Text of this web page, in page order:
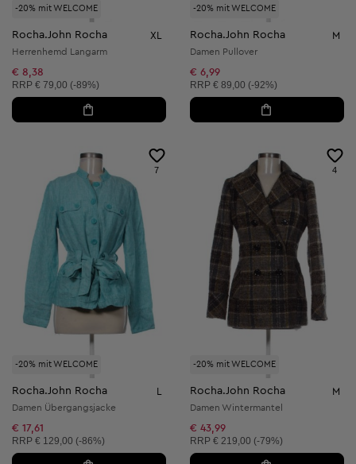
-20% mit WELCOME
Rocha.John Rocha XL
Herrenhemd Langarm
€ 8,38
Unverbindliche Preisempfehlung:
RRP € 79,00 (-89%)
-20% mit WELCOME
Rocha.John Rocha M
Damen Pullover
€ 6,99
Unverbindliche Preisempfehlung:
RRP € 89,00 (-92%)
-20% mit WELCOME
7
Rocha.John Rocha L
Damen Übergangsjacke
€ 17,61
Unverbindliche Preisempfehlung:
RRP € 129,00 (-86%)
-20% mit WELCOME
4
Rocha.John Rocha M
Damen Wintermantel
€ 43,99
Unverbindliche Preisempfehlung:
RRP € 219,00 (-79%)